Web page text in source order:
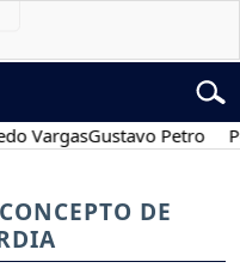
VargasGustavo Petro
DE